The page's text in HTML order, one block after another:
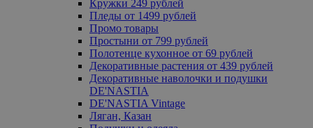
Кружки 249 рублей
Пледы от 1499 рублей
Промо товары
Простыни от 799 рублей
Полотенце кухонное от 69 рублей
Декоративные растения от 439 рублей
Декоративные наволочки и подушки
DE'NASTIA
DE'NASTIA Vintage
Ляган, Казан